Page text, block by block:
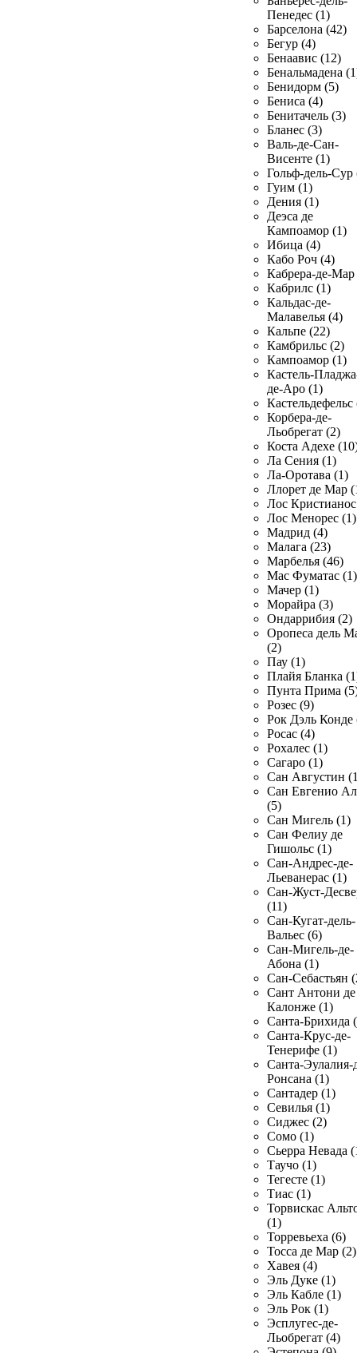
Пенедес (1)
Барселона (42)
Бегур (4)
Бенаавис (12)
Бенальмадена
Бенидорм (5)
Бениса (4)
Бенитачель (3)
Бланес (3)
Валь-де-Сан-
Висенте (1)
Гольф-дель-Сур
Гуим (1)
Дения (1)
Деэса де
Кампоамор (1)
Ибица (4)
Кабо Роч (4)
Кабрера-де-Мар
Кабрилс (1)
Кальдас-де-
Малавелья (4)
Кальпе (22)
Камбрильс (2)
Кампоамор (1)
Кастель-
де-Аро (1)
Кастельдефельс
Корбера-де-
Льобрегат (2)
Коста Адехе
Ла Сения (1)
Ла-Оротава (1)
Ллорет де Мар
Лос
Лос Менорес (1)
Мадрид (4)
Малага (23)
Марбелья (46)
Мас Фуматас (1)
Мачер (1)
Морайра (3)
Ондаррибия (2)
Оропеса дель
(2)
Пау (1)
Плайя Бланка
Пунта Прима
Розес (9)
Рок Дэль Конде
Росас (4)
Рохалес (1)
Сагаро (1)
Сан Августин
Сан Евгенио
(5)
Сан Мигель (1)
Сан Фелиу де
Гишольс (1)
Сан-Андрес-де-
Льеванерас (1)
Сан-Жуст-
(11)
Сан-Кугат-дель-
Вальес (6)
Сан-Мигель-де-
Абона (1)
Сан-Себастьян
Сант Антони де
Калонже (1)
Санта-Брихида
Санта-Крус-де-
Тенерифе (1)
Санта-Эулалия-
Ронсана (1)
Сантадер (1)
Севилья (1)
Сиджес (2)
Сомо (1)
Сьерра Невада
Таучо (1)
Тегесте (1)
Тиас (1)
Торвискас
(1)
Торревьеха (6)
Тосса де Мар (2)
Хавея (4)
Эль Дуке (1)
Эль Кабле (1)
Эль Рок (1)
Эсплугес-де-
Льобрегат (4)